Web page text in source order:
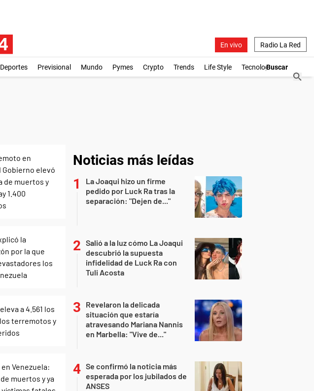
En vivo Radio La Red
Deportes Previsional Mundo Pymes Crypto Trends Life Style Tecnología
Noticias más leídas
La Joaqui hizo un firme
pedido por Luck Ra tras la
separación: "Dejen de..."
Salió a la luz cómo La Joaqui
descubrió la supuesta
infidelidad de Luck Ra con
Tuli Acosta
Revelaron la delicada
situación que estaría
atravesando Mariana Nannis
en Marbella: "Vive de..."
Se confirmó la noticia más
esperada por los jubilados de
ANSES